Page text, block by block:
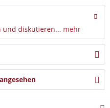
und diskutieren... mehr